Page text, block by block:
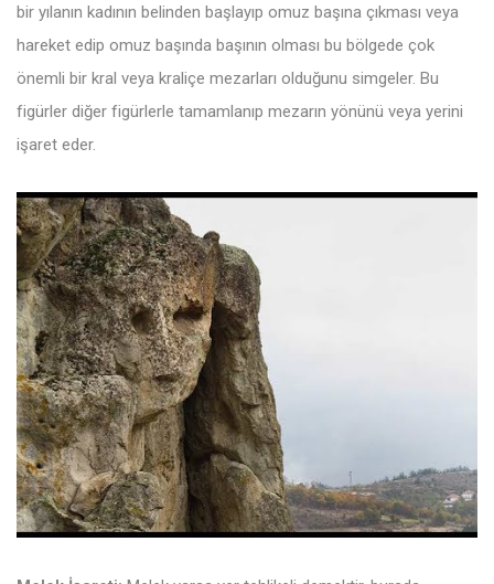
bir yılanın kadının belinden başlayıp omuz başına çıkması veya
hareket edip omuz başında başının olması bu bölgede çok
önemli bir kral veya kraliçe mezarları olduğunu simgeler. Bu
figürler diğer figürlerle tamamlanıp mezarın yönünü veya yerini
işaret eder.